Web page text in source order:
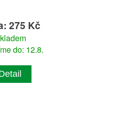
275 Kč
do: 12.8.